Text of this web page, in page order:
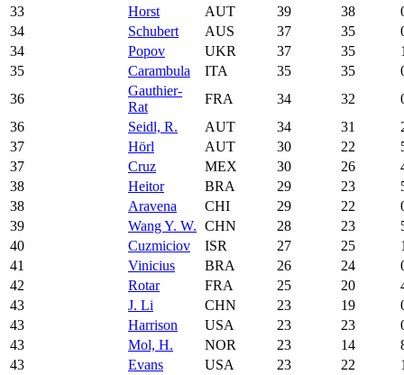
33
Horst AUT 39 38
34
Schubert AUS 37 35
34
Popov UKR 37 35
35
Carambula ITA 35 35
36
Gauthier-
Rat
FRA 34 32
36
Seidl, R. AUT 34 31
37
Hörl AUT 30 22
37
Cruz MEX 30 26
38
Heitor BRA 29 23
38
Aravena CHI 29 22
39
Wang Y. W. CHN 28 23
40
Cuzmiciov ISR 27 25
41
Vinicius BRA 26 24
42
Rotar FRA 25 20
43
J. Li CHN 23 19
43
Harrison USA 23 23
43
Mol, H. NOR 23 14
43
Evans USA 23 22